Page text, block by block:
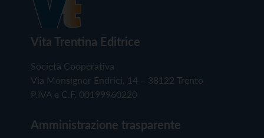
Vita Trentina Editrice
Società Cooperativa
Via Monsignor Endrici, 14 – 38122 Trento
P.IVA e C.F. 00199960220
Amministrazione trasparente